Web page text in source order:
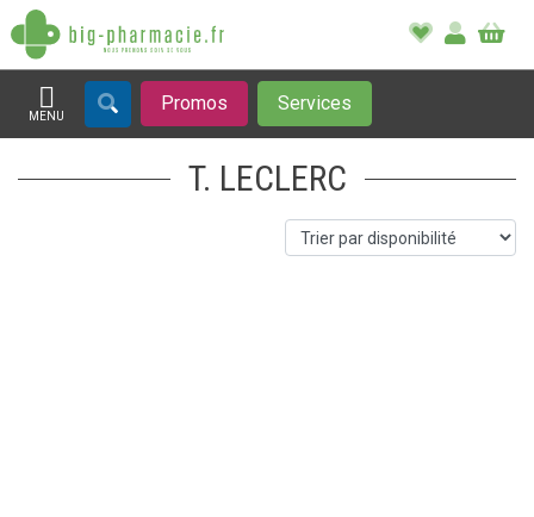
MENU
Afficher la navigation
Promos Services
T. LECLERC